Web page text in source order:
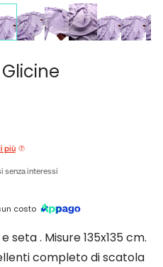
più
senza interessi
costo
seta . Misure 135x135 cm.
completo di scatola